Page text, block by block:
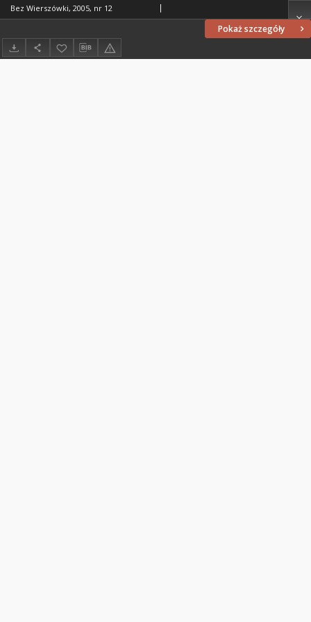
Pokaż szczegóły
Bez Wierszówki, 2005, nr 12